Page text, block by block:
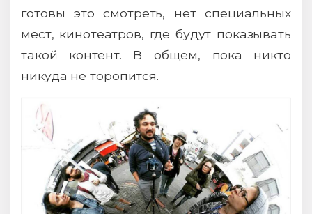
готовы это смотреть, нет специальных
мест, кинотеатров, где будут показывать
такой контент. В общем, пока никто
никуда не торопится.